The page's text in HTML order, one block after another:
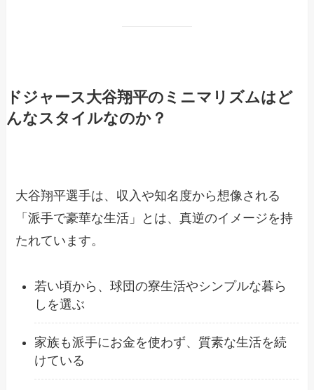
ドジャース大谷翔平のミニマリズムはど
んなスタイルなのか？
大谷翔平選手は、収入や知名度から想像される
「派手で豪華な生活」とは、真逆のイメージを持
たれています。
若い頃から、球団の寮生活やシンプルな暮ら
しを選ぶ
家族も派手にお金を使わず、質素な生活を続
けている